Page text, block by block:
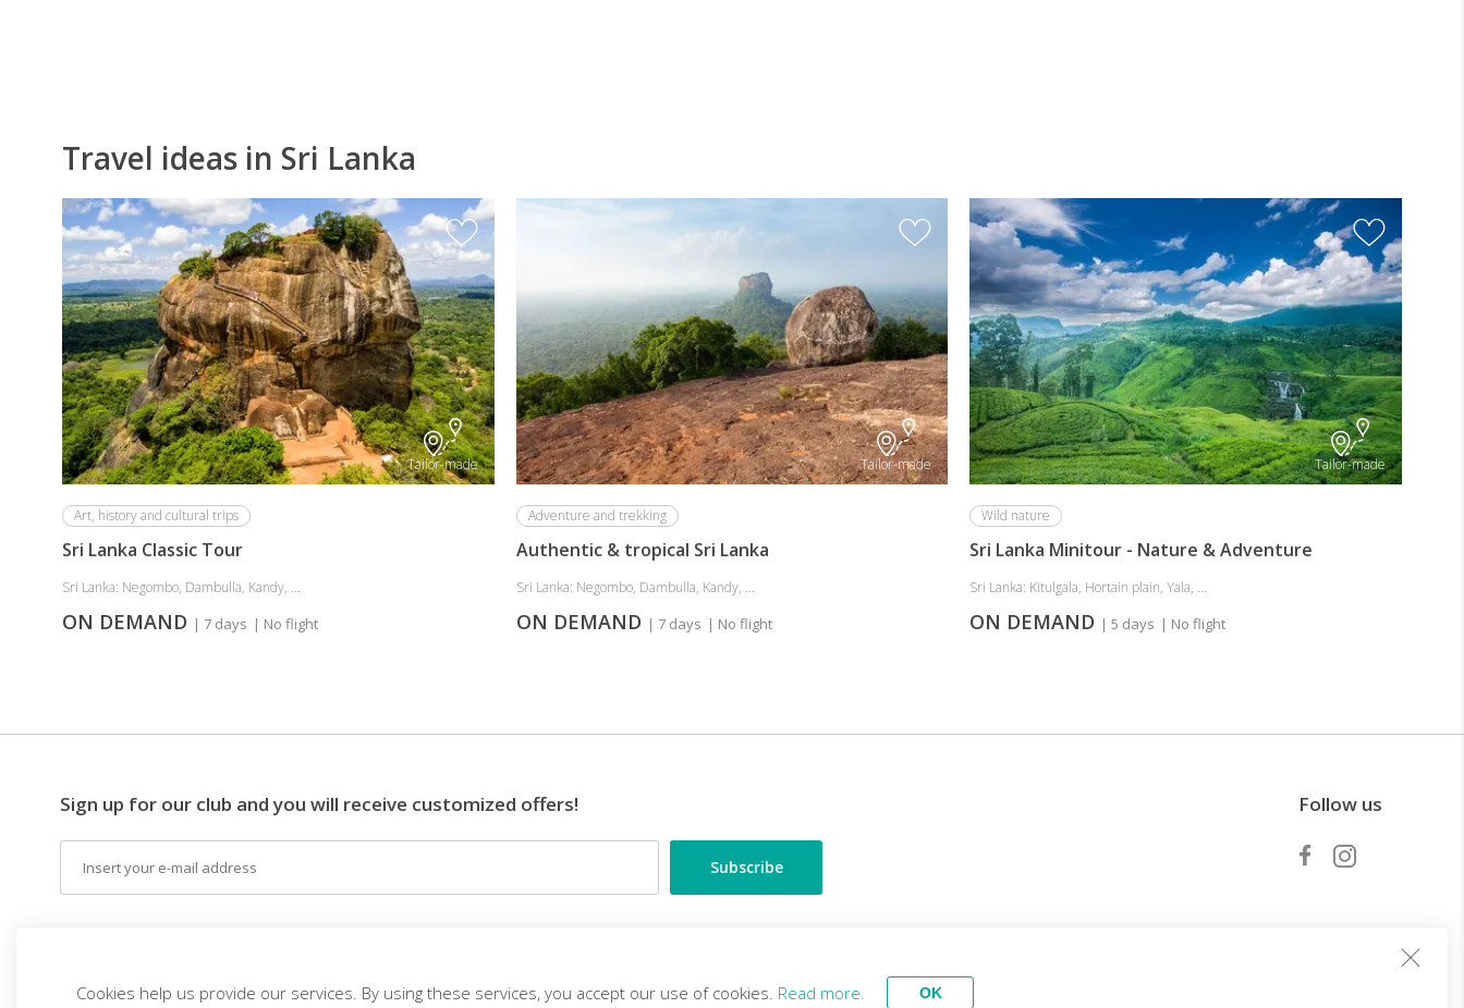
Travel ideas in Sri Lanka
Tailor-made
Art, history and cultural trips
Sri Lanka Classic Tour
Sri Lanka: Negombo, Dambulla, Kandy, ...
ON DEMAND | 7 days | No flight
Tailor-made
Adventure and trekking
Authentic & tropical Sri Lanka
Sri Lanka: Negombo, Dambulla, Kandy, ...
ON DEMAND | 7 days | No flight
Tailor-made
Wild nature
Sri Lanka Minitour - Nature & Adventure
Sri Lanka: Kitulgala, Hortain plain, Yala, ...
ON DEMAND | 5 days | No flight
Sign up for our club and you will receive customized offers!
Follow us
EN (EUR) THE IDEA DESTINATIONS •••
Cookies help us provide our services. By using these services, you accept our use of cookies. Read more. OK